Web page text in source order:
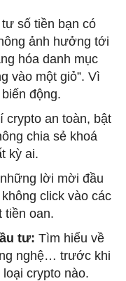
số tiền bạn có
ảnh hưởng tới
hóa danh mục
vào một giỏ”. Vì
động.
crypto an toàn, bật
chia sẻ khoá
kỳ ai.
lời mời đầu
click vào các
tiền oan.
tư: Tìm hiểu về
nghệ… trước khi
crypto nào.